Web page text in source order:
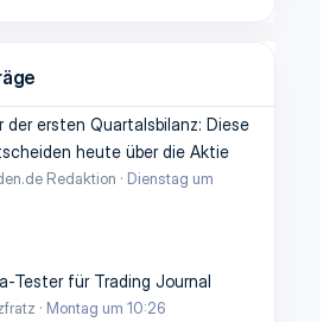
der ersten Quartalsbilanz: Diese
heute über die Aktie
Redaktion
Dienstag um
Tester für Trading Journal
Montag um 10:26